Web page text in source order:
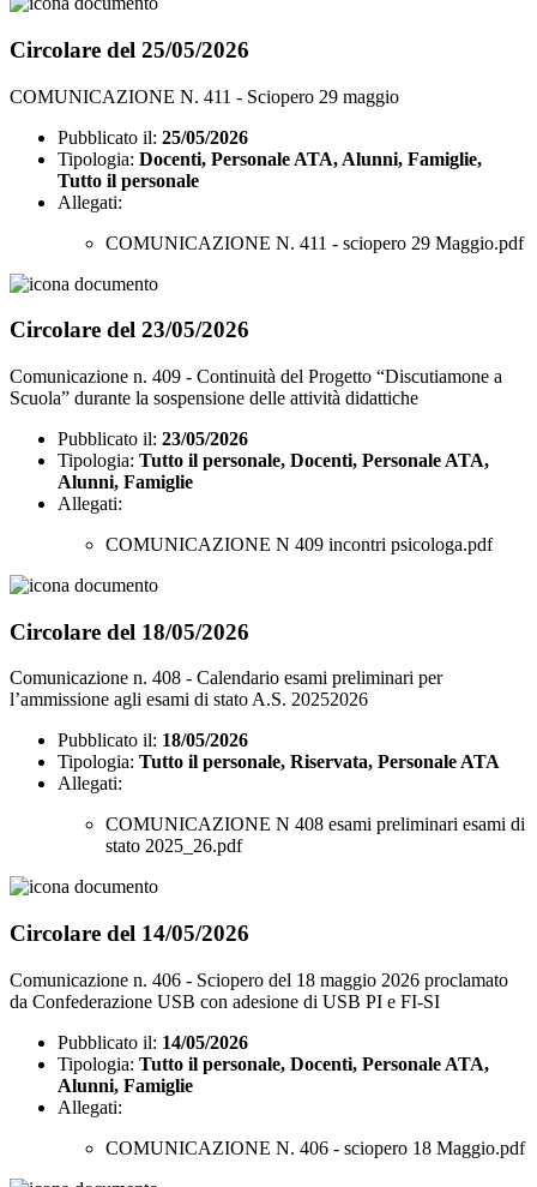
Circolare del 25/05/2026
COMUNICAZIONE N. 411 - Sciopero 29 maggio
Pubblicato il: 25/05/2026
Tipologia: Docenti, Personale ATA, Alunni, Famiglie,
Tutto il personale
Allegati:
COMUNICAZIONE N. 411 - sciopero 29 Maggio.pdf
Circolare del 23/05/2026
Comunicazione n. 409 - Continuità del Progetto “Discutiamone a
Scuola” durante la sospensione delle attività didattiche
Pubblicato il: 23/05/2026
Tipologia: Tutto il personale, Docenti, Personale ATA,
Alunni, Famiglie
Allegati:
COMUNICAZIONE N 409 incontri psicologa.pdf
Circolare del 18/05/2026
Comunicazione n. 408 - Calendario esami preliminari per
l’ammissione agli esami di stato A.S. 20252026
Pubblicato il: 18/05/2026
Tipologia: Tutto il personale, Riservata, Personale ATA
Allegati:
COMUNICAZIONE N 408 esami preliminari esami di
stato 2025_26.pdf
Circolare del 14/05/2026
Comunicazione n. 406 - Sciopero del 18 maggio 2026 proclamato
da Confederazione USB con adesione di USB PI e FI-SI
Pubblicato il: 14/05/2026
Tipologia: Tutto il personale, Docenti, Personale ATA,
Alunni, Famiglie
Allegati:
COMUNICAZIONE N. 406 - sciopero 18 Maggio.pdf